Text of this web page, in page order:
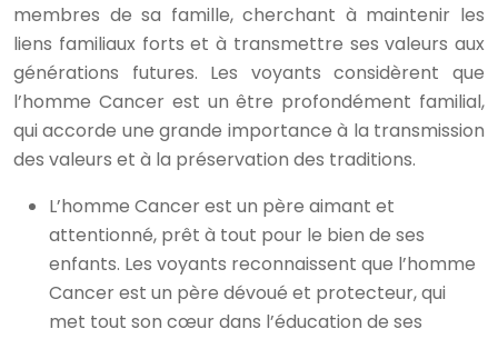
membres de sa famille, cherchant à maintenir les
liens familiaux forts et à transmettre ses valeurs aux
générations futures. Les voyants considèrent que
l’homme Cancer est un être profondément familial,
qui accorde une grande importance à la transmission
des valeurs et à la préservation des traditions.
L’homme Cancer est un père aimant et
attentionné, prêt à tout pour le bien de ses
enfants. Les voyants reconnaissent que l’homme
Cancer est un père dévoué et protecteur, qui
met tout son cœur dans l’éducation de ses